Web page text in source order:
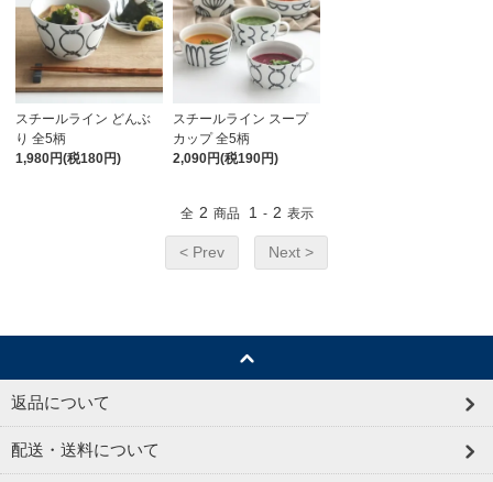
スチールライン どんぶ
り 全5柄
1,980円(税180円)
スチールライン スープ
カップ 全5柄
2,090円(税190円)
全 2 商品 1 - 2 表示
< Prev Next >
返品について
配送・送料について